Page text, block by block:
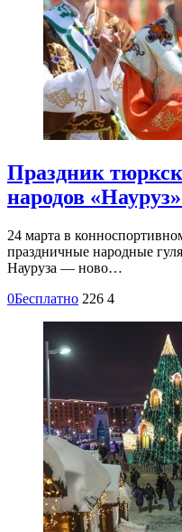
Праздник
народов
24 марта в
праздничные народные
Науруза — ново…
0Бесплатно 226 4